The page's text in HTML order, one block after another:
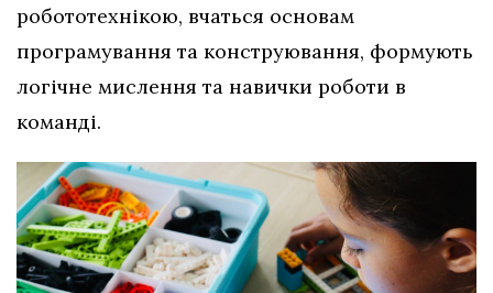
робототехнікою, вчаться основам
програмування та конструювання, формують
логічне мислення та навички роботи в
команді.